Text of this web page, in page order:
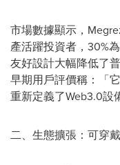
市場數據顯示，
產活躍投資者，30%
友好設計大幅降低了
早期用戶評價稱：「
重新定義了Web3.0設
二、生態擴張：可穿